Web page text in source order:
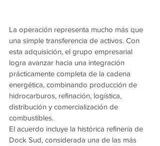
La operación representa mucho más que
una simple transferencia de activos. Con
esta adquisición, el grupo empresarial
logra avanzar hacia una integración
prácticamente completa de la cadena
energética, combinando producción de
hidrocarburos, refinación, logística,
distribución y comercialización de
combustibles.
El acuerdo incluye la histórica refinería de
Dock Sud, considerada una de las más